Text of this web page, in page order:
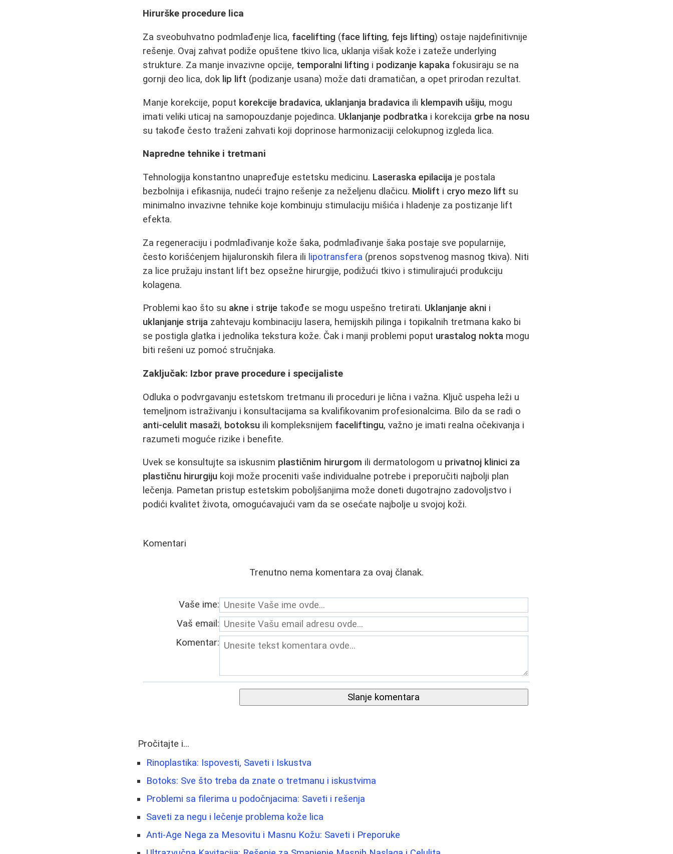
Hirurške procedure lica
Za sveobuhvatno podmlađenje lica, facelifting (face lifting, fejs lifting) ostaje najdefinitivnije
rešenje. Ovaj zahvat podiže opuštene tkivo lica, uklanja višak kože i zateže underlying
strukture. Za manje invazivne opcije, temporalni lifting i podizanje kapaka fokusiraju se na
gornji deo lica, dok lip lift (podizanje usana) može dati dramatičan, a opet prirodan rezultat.
Manje korekcije, poput korekcije bradavica, uklanjanja bradavica ili klempavih ušiju, mogu
imati veliki uticaj na samopouzdanje pojedinca. Uklanjanje podbratka i korekcija grbe na nosu
su takođe često traženi zahvati koji doprinose harmonizaciji celokupnog izgleda lica.
Napredne tehnike i tretmani
Tehnologija konstantno unapređuje estetsku medicinu. Laseraska epilacija je postala
bezbolnija i efikasnija, nudeći trajno rešenje za neželjenu dlačicu. Miolift i cryo mezo lift su
minimalno invazivne tehnike koje kombinuju stimulaciju mišića i hladenje za postizanje lift
efekta.
Za regeneraciju i podmlađivanje kože šaka, podmlađivanje šaka postaje sve popularnije,
često korišćenjem hijaluronskih filera ili lipotransfera (prenos sopstvenog masnog tkiva). Niti
za lice pružaju instant lift bez opsežne hirurgije, podižući tkivo i stimulirajući produkciju
kolagena.
Problemi kao što su akne i strije takođe se mogu uspešno tretirati. Uklanjanje akni i
uklanjanje strija zahtevaju kombinaciju lasera, hemijskih pilinga i topikalnih tretmana kako bi
se postigla glatka i jednolika tekstura kože. Čak i manji problemi poput urastalog nokta mogu
biti rešeni uz pomoć stručnjaka.
Zaključak: Izbor prave procedure i specijaliste
Odluka o podvrgavanju estetskom tretmanu ili proceduri je lična i važna. Ključ uspeha leži u
temeljnom istraživanju i konsultacijama sa kvalifikovanim profesionalcima. Bilo da se radi o
anti-celulit masaži, botoksu ili kompleksnijem faceliftingu, važno je imati realna očekivanja i
razumeti moguće rizike i benefite.
Uvek se konsultujte sa iskusnim plastičnim hirurgom ili dermatologom u privatnoj klinici za
plastičnu hirurgiju koji može proceniti vaše individualne potrebe i preporučiti najbolji plan
lečenja. Pametan pristup estetskim poboljšanjima može doneti dugotrajno zadovoljstvo i
podići kvalitet života, omogućavajući vam da se osećate najbolje u svojoj koži.
Komentari
Trenutno nema komentara za ovaj članak.
Vaše ime:
Vaš email:
Komentar:
Slanje komentara
Pročitajte i...
Rinoplastika: Ispovesti, Saveti i Iskustva
Botoks: Sve što treba da znate o tretmanu i iskustvima
Problemi sa filerima u podočnjacima: Saveti i rešenja
Saveti za negu i lečenje problema kože lica
Anti-Age Nega za Mesovitu i Masnu Kožu: Saveti i Preporuke